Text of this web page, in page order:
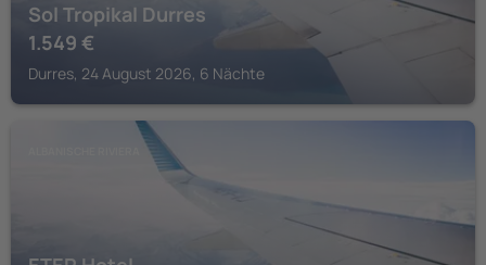
Sol Tropikal Durres
1.549 €
Durres, 24 August 2026, 6 Nächte